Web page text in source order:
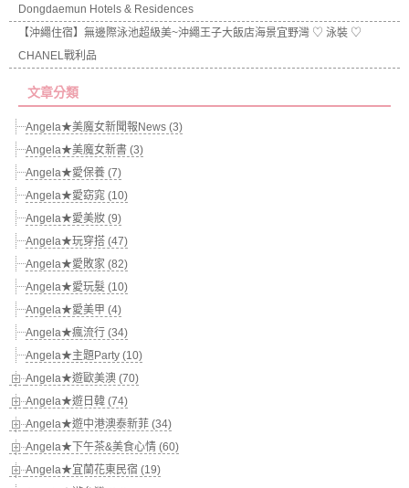
Dongdaemun Hotels & Residences
【沖繩住宿】無邊際泳池超級美~沖繩王子大飯店海景宜野灣 ♡ 泳裝 ♡
CHANEL戰利品
文章分類
Angela★美魔女新聞報News (3)
Angela★美魔女新書 (3)
Angela★愛保養 (7)
Angela★愛窈窕 (10)
Angela★愛美妝 (9)
Angela★玩穿搭 (47)
Angela★愛敗家 (82)
Angela★愛玩髮 (10)
Angela★愛美甲 (4)
Angela★瘋流行 (34)
Angela★主題Party (10)
Angela★遊歐美澳 (70)
Angela★遊日韓 (74)
Angela★遊中港澳泰新菲 (34)
Angela★下午茶&美食心情 (60)
Angela★宜蘭花東民宿 (19)